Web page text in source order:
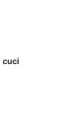
cuci